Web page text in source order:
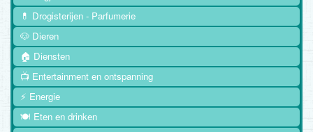
💊 Drogisterijen - Parfumerie
🐶 Dieren
🏠 Diensten
📺 Entertainment en ontspanning
⚡ Energie
🍽️ Eten en drinken